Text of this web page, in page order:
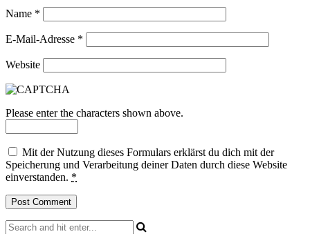
Name *
E-Mail-Adresse *
Website
Please enter the characters shown above.
Mit der Nutzung dieses Formulars erklärst du dich mit der
Speicherung und Verarbeitung deiner Daten durch diese Website
einverstanden. *